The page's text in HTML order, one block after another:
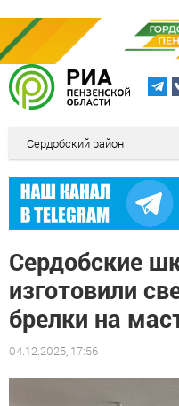
Сердобский район
Сердобские
изготовили
брелки на
04.12.2025, 17:56